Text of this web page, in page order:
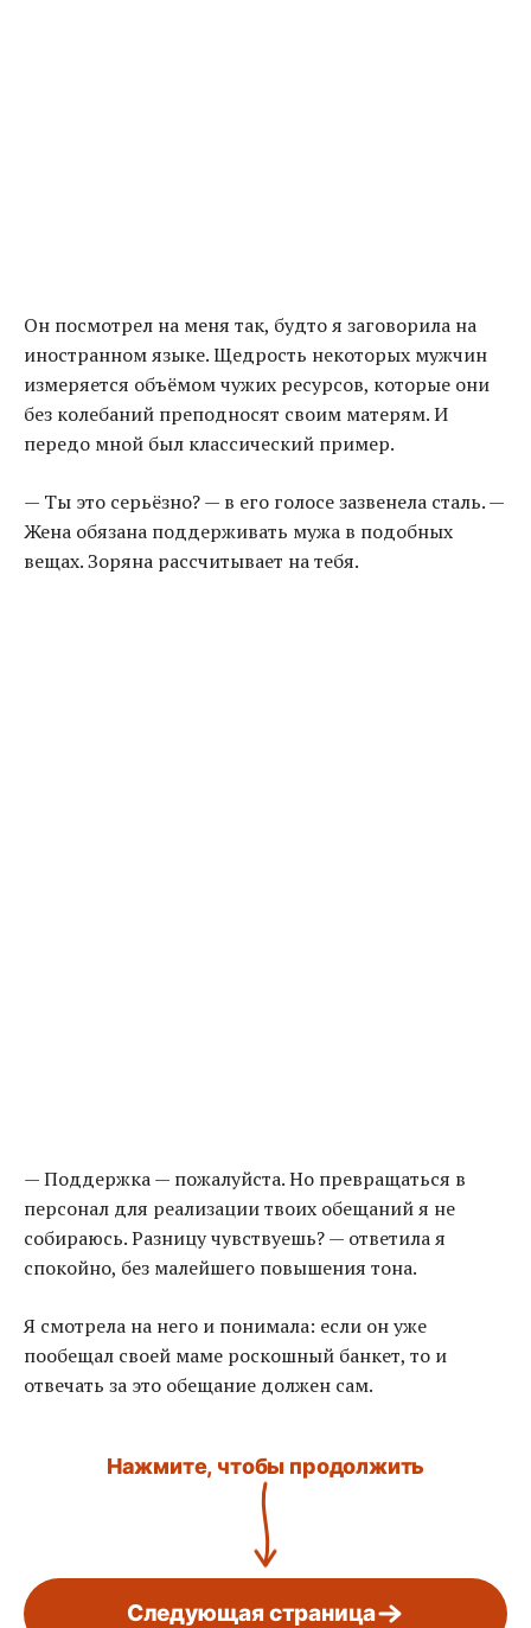
Он посмотрел на меня так, будто я заговорила на
иностранном языке. Щедрость некоторых мужчин
измеряется объёмом чужих ресурсов, которые они
без колебаний преподносят своим матерям. И
передо мной был классический пример.
— Ты это серьёзно? — в его голосе зазвенела сталь. —
Жена обязана поддерживать мужа в подобных
вещах. Зоряна рассчитывает на тебя.
— Поддержка — пожалуйста. Но превращаться в
персонал для реализации твоих обещаний я не
собираюсь. Разницу чувствуешь? — ответила я
спокойно, без малейшего повышения тона.
Я смотрела на него и понимала: если он уже
пообещал своей маме роскошный банкет, то и
отвечать за это обещание должен сам.
Нажмите, чтобы продолжить
Следующая страница